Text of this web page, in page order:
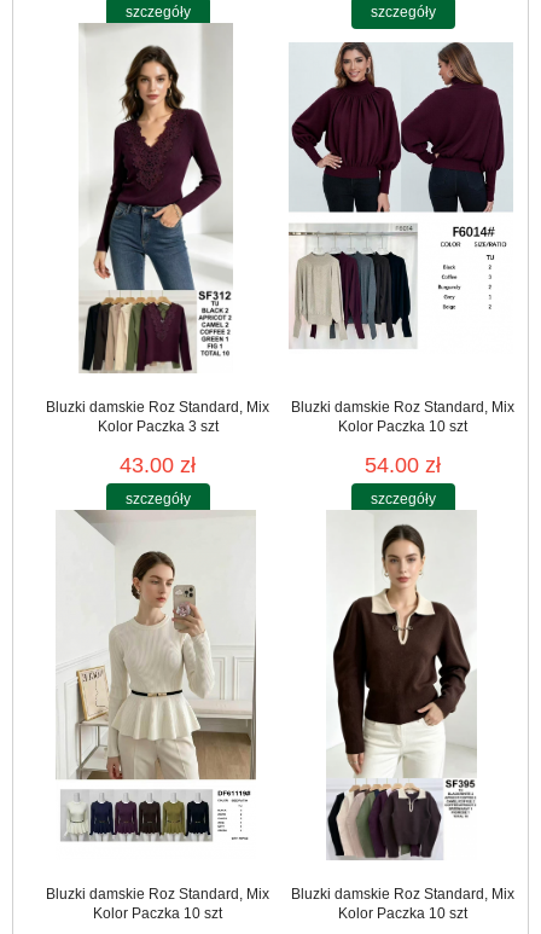
szczegóły szczegóły
Bluzki damskie Roz Standard, Mix
Kolor Paczka 3 szt
43.00 zł
szczegóły
Bluzki damskie Roz Standard, Mix
Kolor Paczka 10 szt
54.00 zł
szczegóły
Bluzki damskie Roz Standard, Mix
Kolor Paczka 10 szt
Bluzki damskie Roz Standard, Mix
Kolor Paczka 10 szt